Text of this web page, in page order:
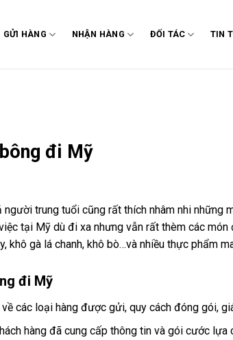
GỬI HÀNG NHẬN HÀNG ĐỐI TÁC TIN
đi Mỹ
trung tuổi cũng rất thích nhâm nhi những
tại Mỹ dù đi xa nhưng vẫn rất thèm các
khô gà lá chanh, khô bò…và nhiều thực phẩm
đi Mỹ
các loại hàng được gửi, quy cách đóng gói,
hàng đã cung cấp thông tin và gói cước lựa